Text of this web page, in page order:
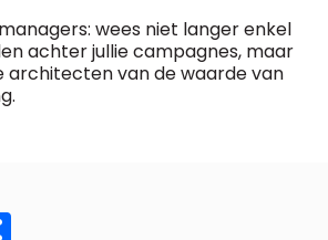
wees niet langer enkel
achter jullie campagnes, maar
architecten van de waarde van